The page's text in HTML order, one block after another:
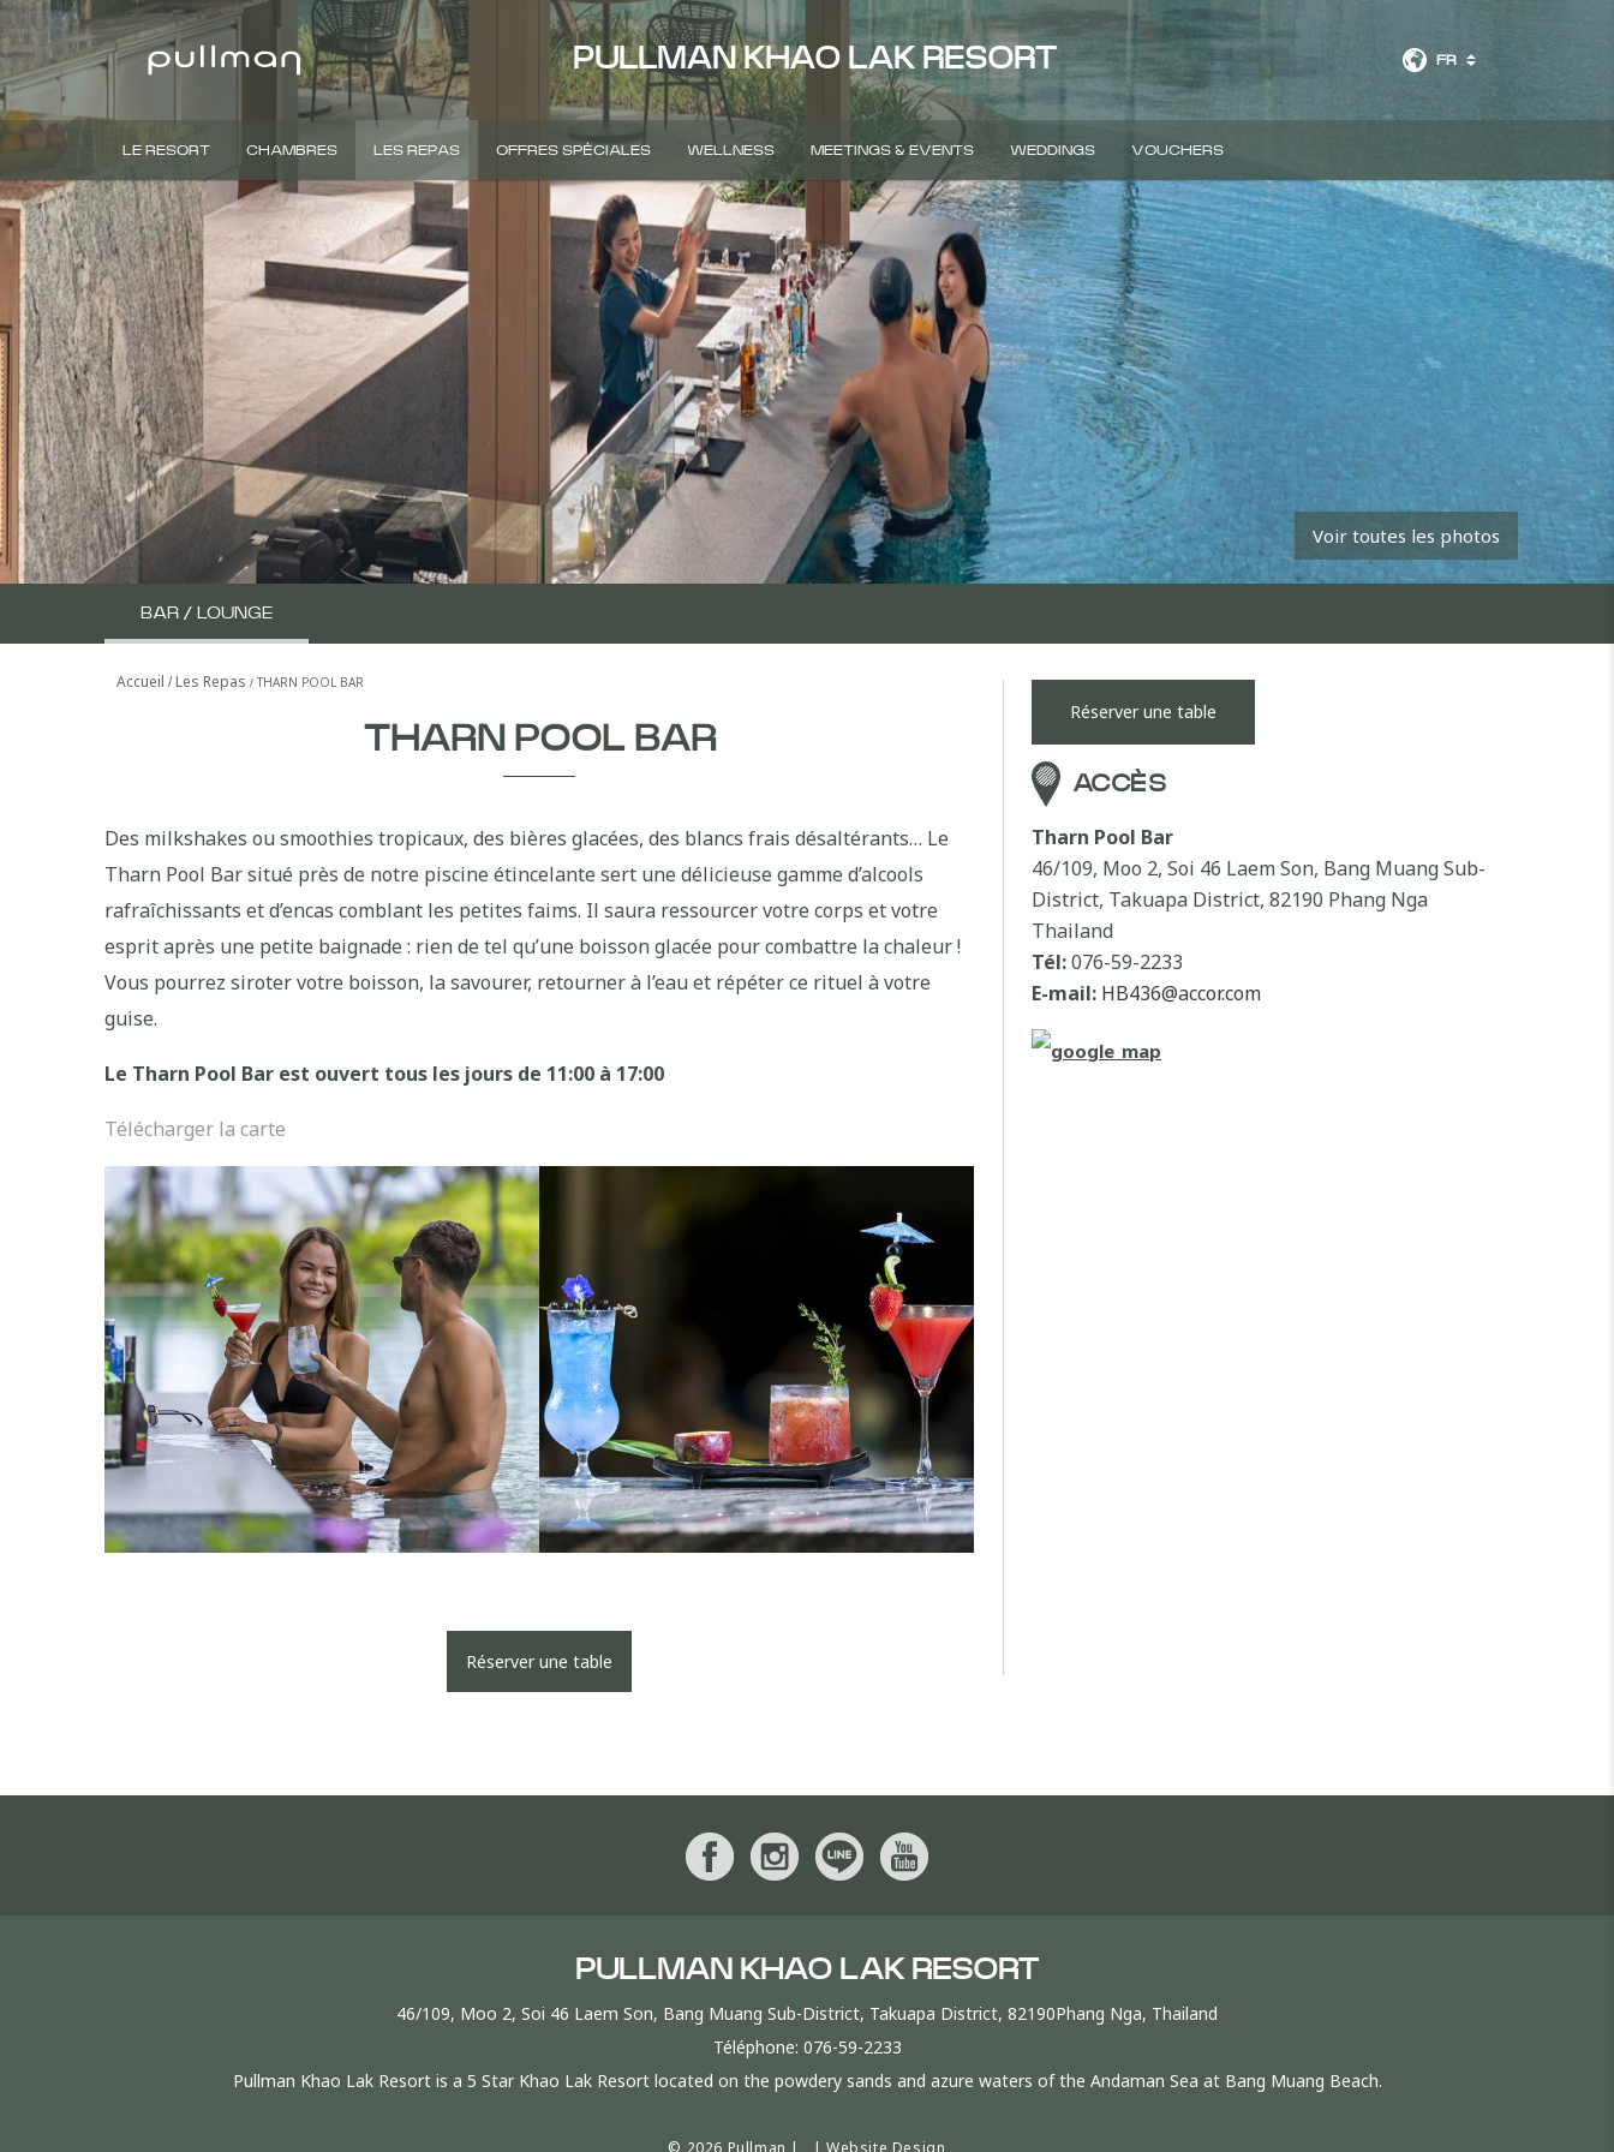
PULLMAN KHAO LAK RESORT FR
LE RESORT CHAMBRES LES REPAS OFFRES SPÉCIALES WELLNESS MEETINGS & EVENTS WEDDINGS VOUCHERS
Voir toutes les photos
BAR / LOUNGE
Accueil Les Repas THARN POOL BAR
THARN POOL BAR
Des milkshakes ou smoothies tropicaux, des bières glacées, des blancs frais désaltérants… Le
Tharn Pool Bar situé près de notre piscine étincelante sert une délicieuse gamme d’alcools
rafraîchissants et d’encas comblant les petites faims. Il saura ressourcer votre corps et votre
esprit après une petite baignade : rien de tel qu’une boisson glacée pour combattre la chaleur !
Vous pourrez siroter votre boisson, la savourer, retourner à l’eau et répéter ce rituel à votre
guise.
Le Tharn Pool Bar est ouvert tous les jours de 11:00 à 17:00
Télécharger la carte
Réserver une table
Réserver une table
ACCÈS
Tharn Pool Bar
46/109, Moo 2, Soi 46 Laem Son, Bang Muang Sub-
District, Takuapa District, 82190 Phang Nga
Thailand
Tél:076-59-2233
E-mail: HB436@accor.com
PULLMAN KHAO LAK RESORT
46/109, Moo 2, Soi 46 Laem Son, Bang Muang Sub-District, Takuapa District, 82190Phang Nga, Thailand
Téléphone: 076-59-2233
Pullman Khao Lak Resort is a 5 Star Khao Lak Resort located on the powdery sands and azure waters of the Andaman Sea at Bang Muang Beach.
© 2026 Pullman | |Website Design